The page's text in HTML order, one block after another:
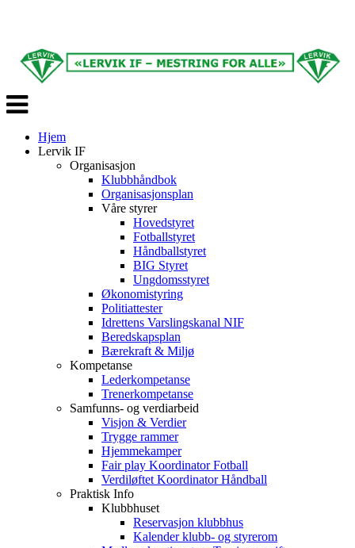
Veksle
navigasjon
Hjem
Lervik IF
Organisasjon
Klubbhåndbok
Organisasjonsplan
Våre styrer
Hovedstyret
Fotballstyret
Håndballstyret
BIG Styret
Ungdomsstyret
Økonomistyring
Politiattester
Idrettens Varslingskanal NIF
Beredskapsplan
Bærekraft & Miljø
Kompetanse
Lederkompetanse
Trenerkompetanse
Samfunns- og verdiarbeid
Visjon & Verdier
Trygge rammer
Hjemmekamper
Fair play Koordinator Fotball
Verdiløftet Koordinator Håndball
Praktisk Info
Klubbhuset
Reservasjon klubbhus
Kalender klubb- og styrerom